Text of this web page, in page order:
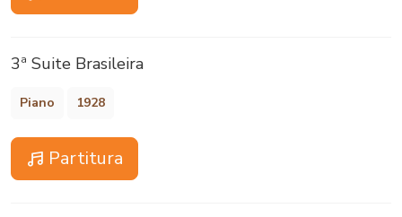
3ª Suite Brasileira
Piano 1928
Partitura